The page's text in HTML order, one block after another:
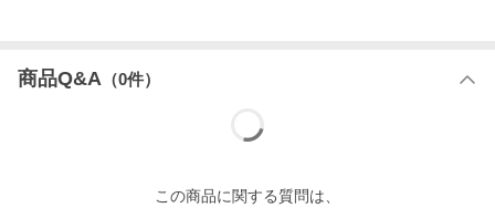
商品Q&A （0件）
この商品に関する質問は、